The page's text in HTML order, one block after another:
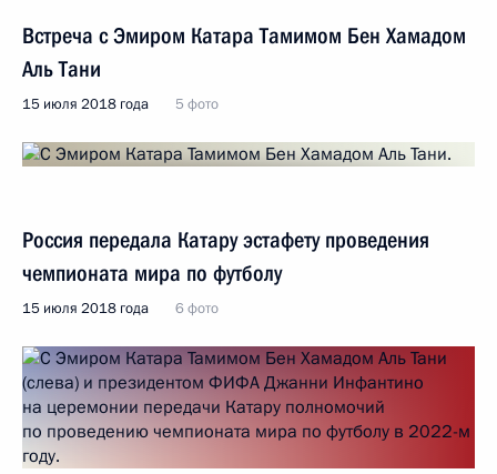
Встреча с Эмиром Катара Тамимом Бен Хамадом
Аль Тани
15 июля 2018 года 5 фото
Россия передала Катару эстафету проведения
чемпионата мира по футболу
15 июля 2018 года 6 фото